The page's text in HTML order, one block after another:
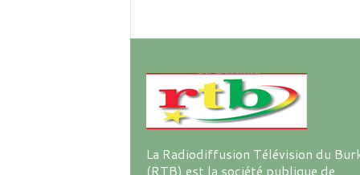
i
La Radiodiffusion Télévision du
(RTB) est la société publique de